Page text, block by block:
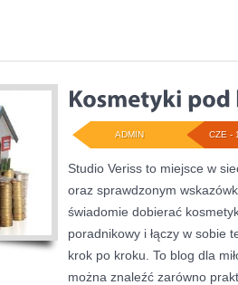
CZE -
ADMIN
Studio Veriss to miejsce w
oraz sprawdzonym
świadomie dobierać
poradnikowy i łączy w sobie
krok po kroku. To blog dla
można znaleźć zarówno